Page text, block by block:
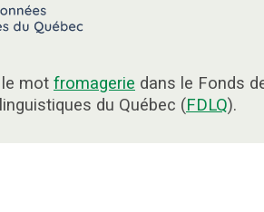
mot fromagerie dans le Fonds
du Québec (FDLQ).